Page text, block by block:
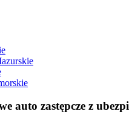
auto zastępcze z